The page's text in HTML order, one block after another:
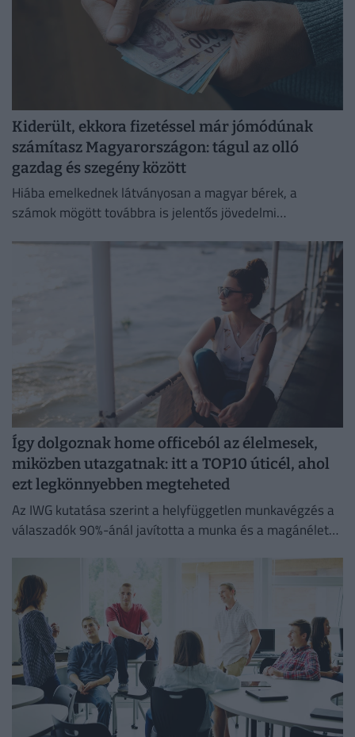
Kiderült, ekkora fizetéssel már jómódúnak
számítasz Magyarországon: tágul az olló
gazdag és szegény között
Hiába emelkednek látványosan a magyar bérek, a
számok mögött továbbra is jelentős jövedelmi
Így dolgoznak home officeból az élelmesek,
miközben utazgatnak: itt a TOP10 úticél, ahol
ezt legkönnyebben megteheted
Az IWG kutatása szerint a helyfüggetlen munkavégzés a
válaszadók 90%-ánál javította a munka és a magánélet